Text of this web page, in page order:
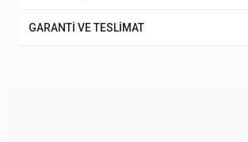
GARANTİ VE TESLİMAT